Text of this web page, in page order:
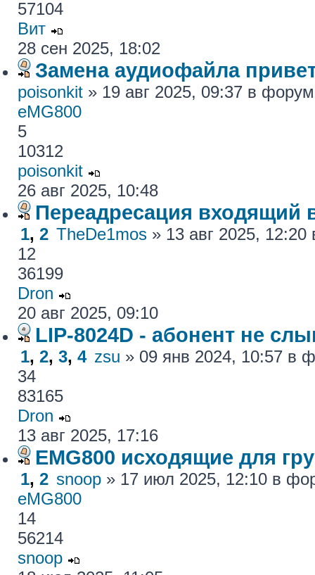
57104
Вит
28 сен 2025, 18:02
Замена аудиофайла
poisonkit » 19 авг 2025, 09:37 в
eMG800
5
10312
poisonkit
26 авг 2025, 10:48
Переадресация входящий
1, 2 TheDe1mos » 13 авг 2025,
12
36199
Dron
20 авг 2025, 09:10
LIP-8024D - абонент не
1, 2, 3, 4 zsu » 09 янв 2024, 10:57 в
34
83165
Dron
13 авг 2025, 17:16
EMG800 исходящие для
1, 2 snoop » 17 июл 2025, 12:10 в
eMG800
14
56214
snoop